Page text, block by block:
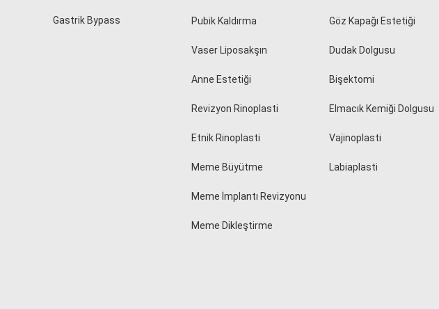
Gastrik Bypass Pubik Kaldırma
Vaser Liposakşın
Anne Estetiği
Revizyon Rinoplasti
Etnik Rinoplasti
Meme Büyütme
Meme İmplantı Revizyonu
Meme Dikleştirme
Göz Kapağı Estetiği
Dudak Dolgusu
Bişektomi
Elmacık Kemiği Dolgusu
Vajinoplasti
Labiaplasti